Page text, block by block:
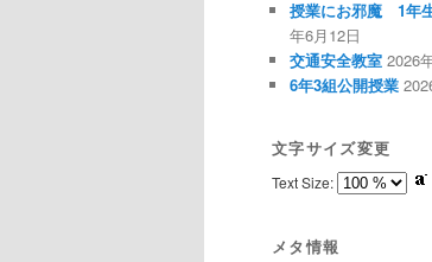
授業にお邪魔 1年
年6月12日
交通安全教室 2026
6年3組公開授業
文字サイズ変更
Text Size:
メタ情報